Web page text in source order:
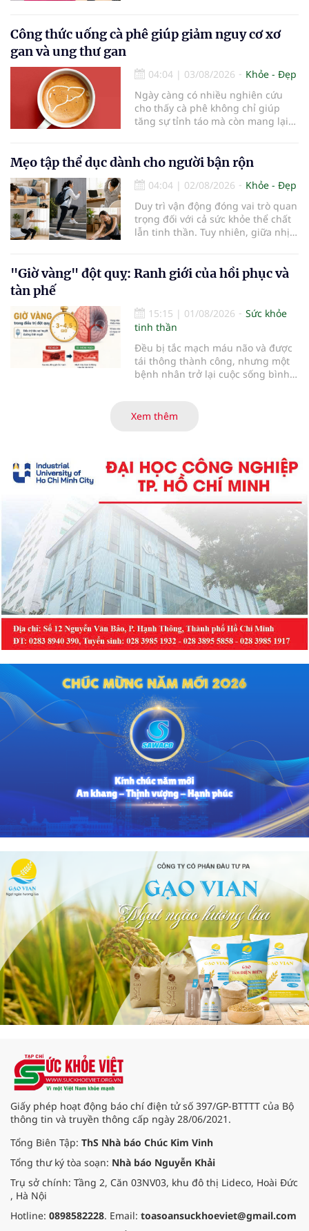
triệu người trên thế giới đang
sống chung với bệnh, trong đó
70% trường hợp.
Công thức uống cà phê giúp giảm nguy cơ xơ
gan và ung thư gan
04:04 | 03/08/2026
Khỏe - Đẹp
Ngày càng có nhiều nghiên cứu
cho thấy cà phê không chỉ giúp
tăng sự tỉnh táo mà còn mang lại
đóng vai trò lọc độc tố, chuyển hóa
thuốc và dự trữ nhiều vitamin,
khoáng chất thiết yếu nhưng cũng
rất dễ bị tổn thương…
Mẹo tập thể dục dành cho người bận rộn
04:04 | 02/08/2026
Khỏe - Đẹp
Duy trì vận động đóng vai trò quan
trọng đối với cả sức khỏe thể chất
lẫn tinh thần. Tuy nhiên, giữa nhịp
cho các hoạt động tập luyện
thường trở thành một thách thức
"Giờ vàng" đột quỵ: Ranh giới của hồi phục và
tàn phế
15:15 | 01/08/2026
Sức khỏe
tinh thần
Đều bị tắc mạch máu não và được
tái thông thành công, nhưng một
bệnh nhân trở lại cuộc sống bình
trường hợp tại Bệnh viện Đại học Y
của người bệnh.
Xem thêm
Giấy phép hoạt động báo chí điện tử số 397/GP-BTTTT của Bộ
thông tin và truyền thông cấp ngày 28/06/2021.
Tổng Biên Tập: ThS Nhà báo Chúc Kim Vinh
Tổng thư ký tòa soạn: Nhà báo Nguyễn Khải
Trụ sở chính: Tầng 2, Căn 03NV03, khu đô thị Lideco, Hoài Đức
, Hà Nội
Hotline: 0898582228. Email: toasoansuckhoeviet@gmail.com